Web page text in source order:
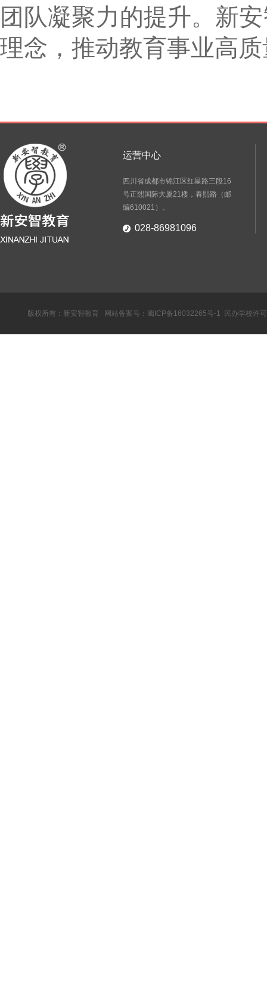
团队凝聚力的提升。新
理念，推动教育事业高
运营中心
四川省成都市锦江区红星路三段16
号正熙国际大厦21楼，春熙路（邮
编610021）。
028-86981096
版权所有：新安智教育 网站备案号： 蜀ICP备16032265号-1 民办学校许